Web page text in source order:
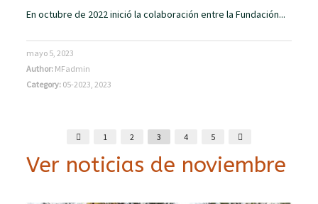
En octubre de 2022 inició la colaboración entre la Fundación...
mayo 5, 2023
Author: MFadmin
Category: 05-2023 ,2023
1 2 3 4 5
Ver noticias de noviembre